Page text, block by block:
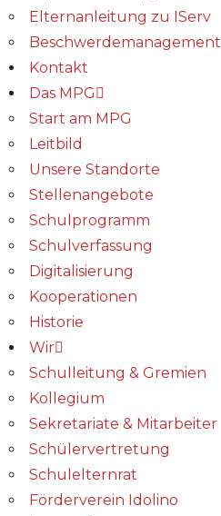
Elternanleitung zu IServ
Beschwerdemanagement
Kontakt
Das MPG
Start am MPG
Leitbild
Unsere Standorte
Stellenangebote
Schulprogramm
Schulverfassung
Digitalisierung
Kooperationen
Historie
Wir
Schulleitung & Gremien
Kollegium
Sekretariate & Mitarbeiter
Schülervertretung
Schulelternrat
Förderverein Idolino